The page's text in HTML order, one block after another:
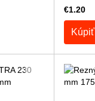
€1.20
Kúpiť